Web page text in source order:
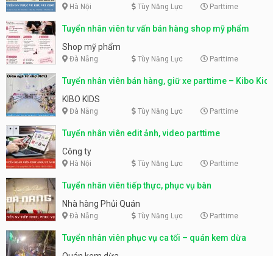
Hà Nội Tùy Năng Lực Parttime
Tuyển nhân viên tư vấn bán hàng shop mỹ phẩm
Shop mỹ phẩm
Đà Nẵng Tùy Năng Lực Parttime
Tuyển nhân viên bán hàng, giữ xe parttime – Kibo Kid
KIBO KIDS
Đà Nẵng Tùy Năng Lực Parttime
Tuyển nhân viên edit ảnh, video parttime
Công ty
Hà Nội Tùy Năng Lực Parttime
Tuyển nhân viên tiếp thực, phục vụ bàn
Nhà hàng Phủi Quán
Đà Nẵng Tùy Năng Lực Parttime
Tuyển nhân viên phục vụ ca tối – quán kem dừa